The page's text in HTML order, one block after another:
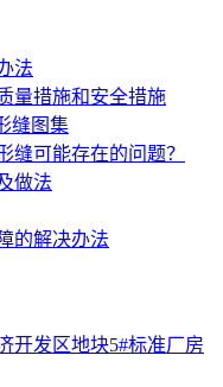
法
量措施和安全措施
缝图集
缝可能存在的问题？
做法
的解决办法
开发区地块5#标准厂房